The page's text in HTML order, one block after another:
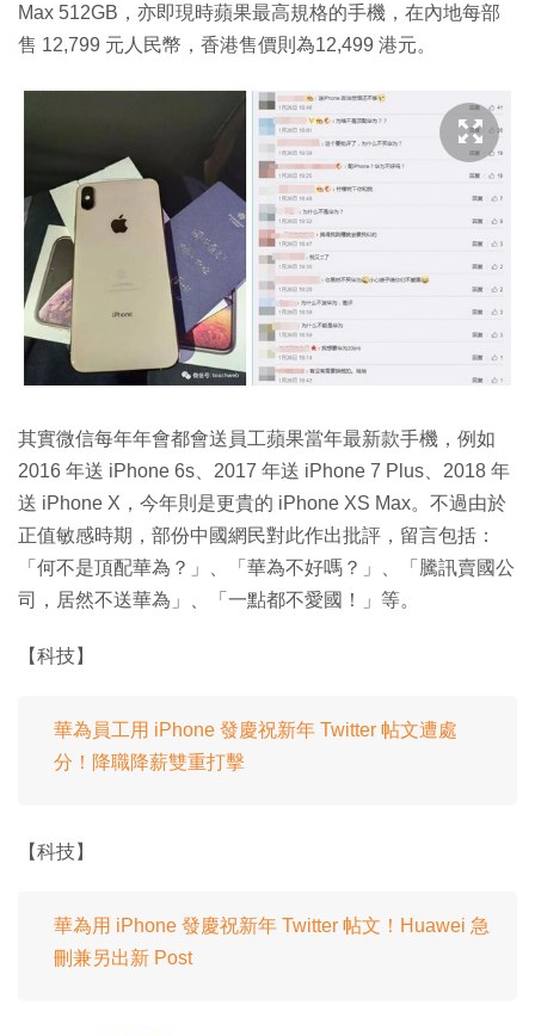
Max 512GB，亦即現時蘋果最高規格的手機，在內地每部
售 12,799 元人民幣，香港售價則為12,499 港元。
其實微信每年年會都會送員工蘋果當年最新款手機，例如
2016 年送 iPhone 6s、2017 年送 iPhone 7 Plus、2018 年
送 iPhone X，今年則是更貴的 iPhone XS Max。不過由於
正值敏感時期，部份中國網民對此作出批評，留言包括：
「何不是頂配華為？」、「華為不好嗎？」、「騰訊賣國公
司，居然不送華為」、「一點都不愛國！」等。
【科技】
華為員工用 iPhone 發慶祝新年 Twitter 帖文遭處
分！降職降薪雙重打擊
【科技】
華為用 iPhone 發慶祝新年 Twitter 帖文！Huawei 急
刪兼另出新 Post